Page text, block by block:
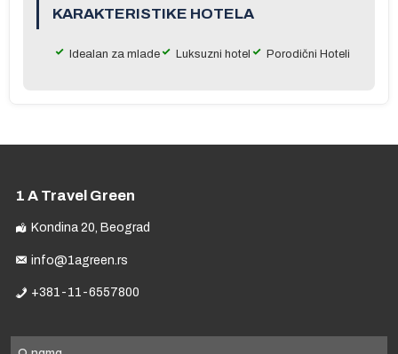
KARAKTERISTIKE HOTELA
Idealan za mlade Luksuzni hotel Porodični Hoteli
1 A Travel Green
Kondina 20, Beograd
info@1agreen.rs
+381-11-6557800